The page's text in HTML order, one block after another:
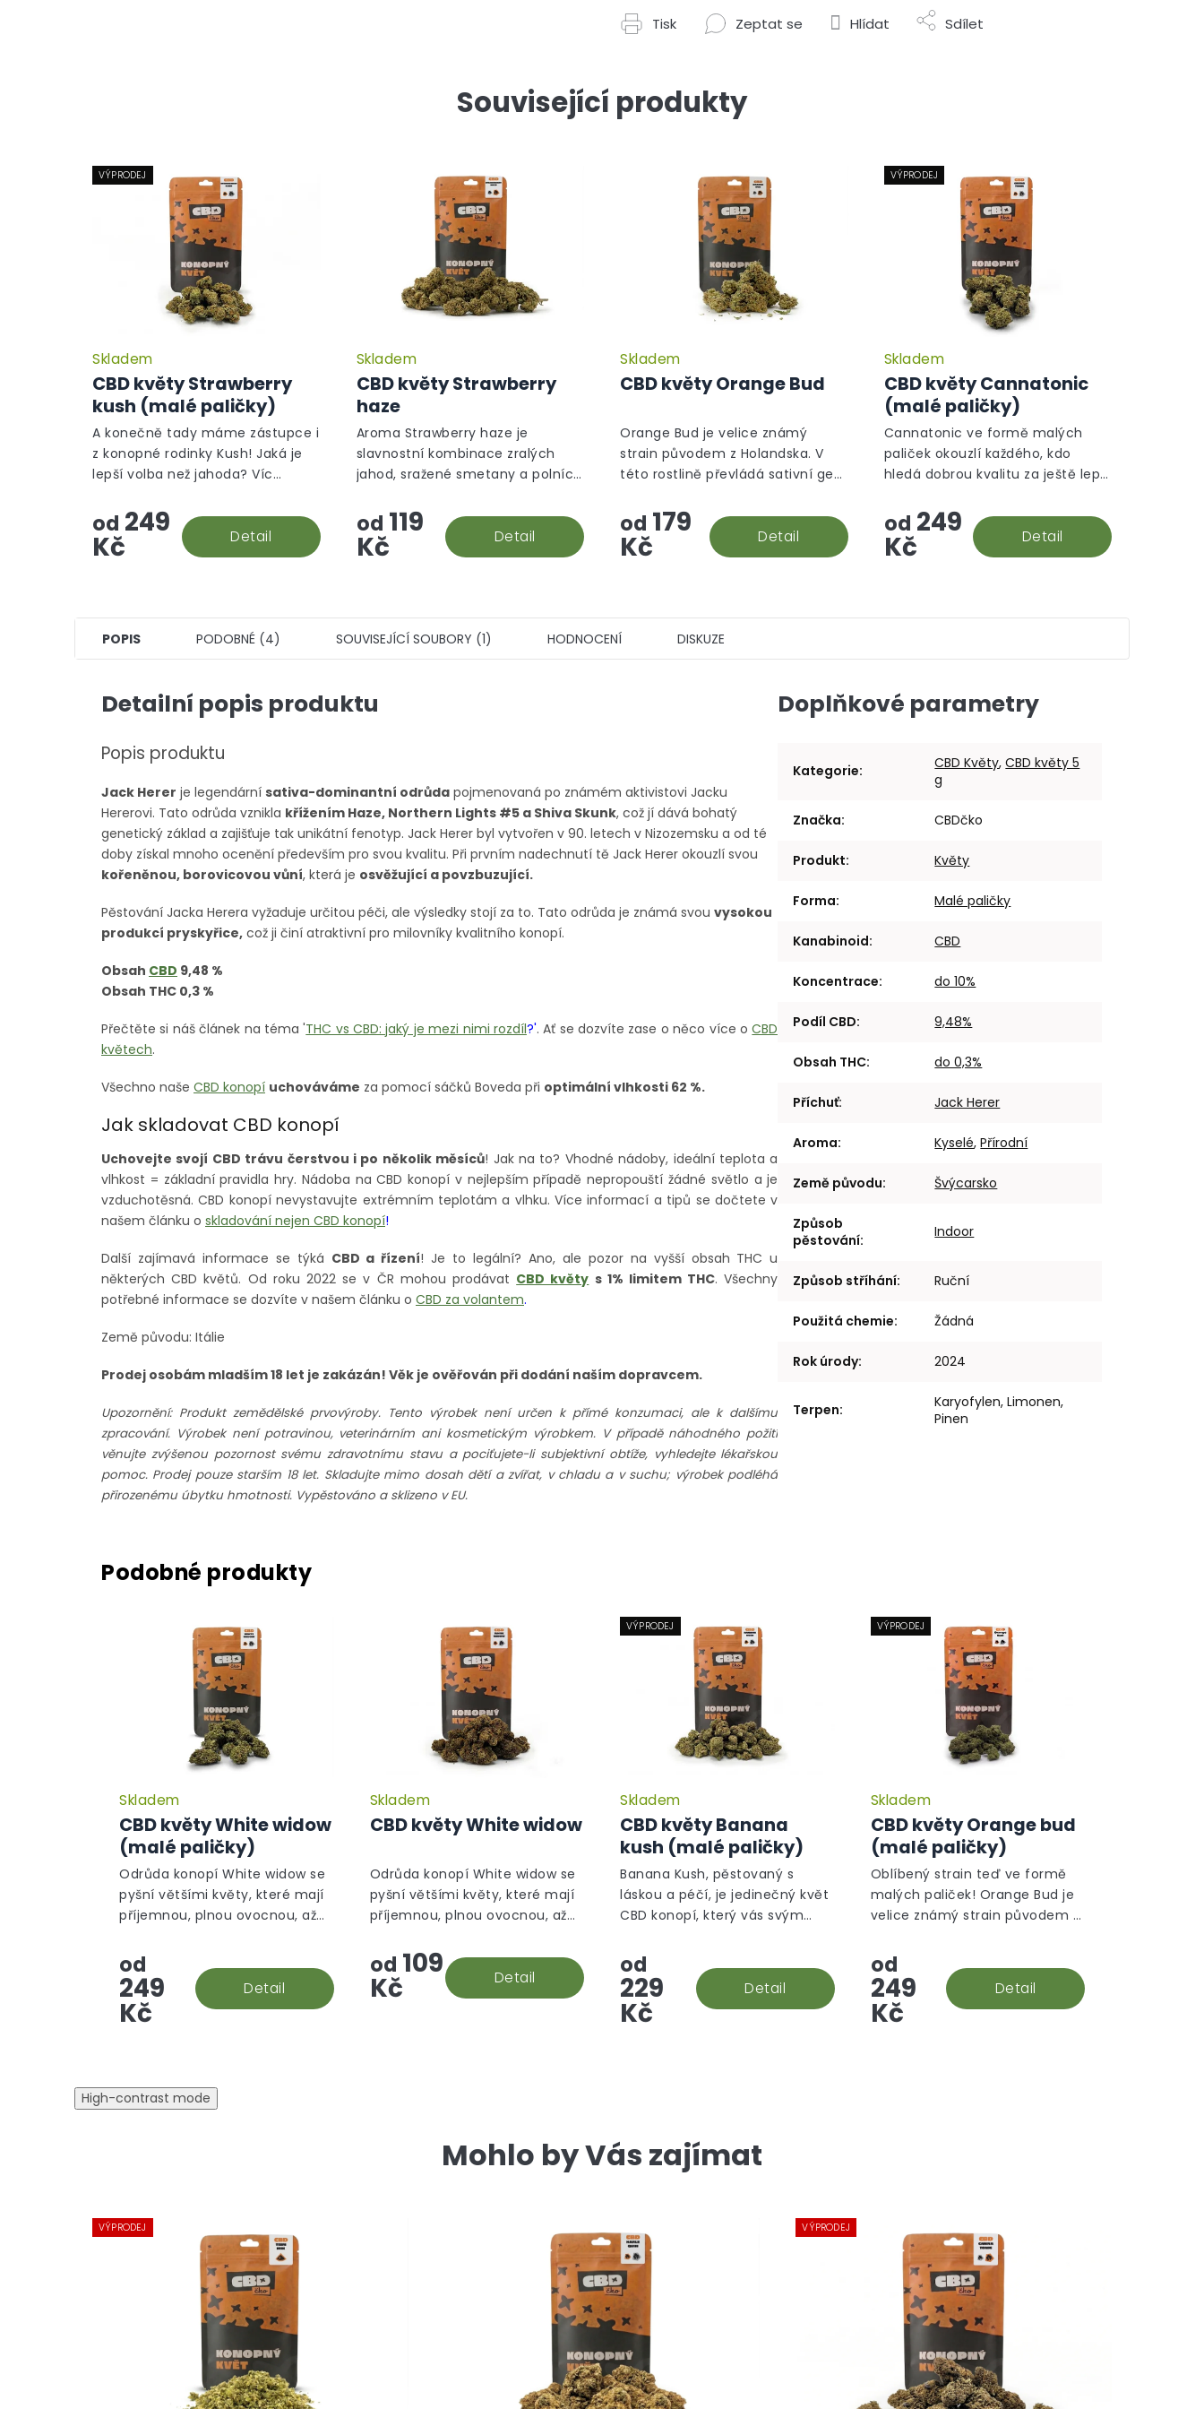
Tisk Zeptat se Hlídat Sdílet
Související produkty
VÝPRODEJ
CBD květy Strawberry
kush (malé paličky)
Skladem
od 249
Kč Detail
A konečně tady máme zástupce i
z konopné rodinky Kush! Jaká je
lepší volba než jahoda? Víc
nejlepší cenu! To je náš
Strawberry kush, greenhouse.
CBD květy Strawberry
haze
Skladem
od 119
Kč Detail
Aroma Strawberry haze je
slavnostní kombinace zralých
jahod, sražené smetany a polních
CBD květy Orange Bud
Průměrné
hodnocení
produktu
hvězdiček.
Skladem
od 179
Kč Detail
Orange Bud je velice známý
strain původem z Holandska. V
této rostlině převládá sativní gen
viditelný, díky velkému množství
oranžových pestíků.
VÝPRODEJ
CBD květy Cannatonic
(malé paličky)
Skladem
od 249
Kč Detail
Cannatonic ve formě malých
paliček okouzlí každého, kdo
hledá dobrou kvalitu za ještě lepší
POPIS PODOBNÉ (4) SOUVISEJÍCÍ SOUBORY (1) HODNOCENÍ DISKUZE
Detailní popis produktu
Popis produktu
Jack Herer je legendární sativa-dominantní odrůda pojmenovaná po známém aktivistovi Jacku
Hererovi. Tato odrůda vznikla křížením Haze, Northern Lights #5 a Shiva Skunk, což jí dává bohatý
genetický základ a zajišťuje tak unikátní fenotyp. Jack Herer byl vytvořen v 90. letech v Nizozemsku a od té
doby získal mnoho ocenění především pro svou kvalitu. Při prvním nadechnutí tě Jack Herer okouzlí svou
kořeněnou, borovicovou vůní, která je osvěžující a povzbuzující.
Pěstování Jacka Herera vyžaduje určitou péči, ale výsledky stojí za to. Tato odrůda je známá svou vysokou
produkcí pryskyřice, což ji činí atraktivní pro milovníky kvalitního konopí.
Obsah CBD 9,48 %
Obsah THC 0,3 %
Přečtěte si náš článek na téma 'THC vs CBD: jaký je mezi nimi rozdíl?'. Ať se dozvíte zase o něco více oCBD
květech.
Všechno naše CBD konopí uchováváme za pomocí sáčků Boveda při optimální vlhkosti 62 %.
Jak skladovat CBD konopí
Uchovejte svojí CBD trávu čerstvou i po několik měsíců! Jak na to? Vhodné nádoby, ideální teplota a
vlhkost = základní pravidla hry. Nádoba na CBD konopí v nejlepším případě nepropouští žádné světlo a je
vzduchotěsná. CBD konopí nevystavujte extrémním teplotám a vlhku. Více informací a tipů se dočtete v
našem článku o skladování nejen CBD konopí!
Další zajímavá informace se týká CBD a řízení! Je to legální? Ano, ale pozor na vyšší obsah THC u
některých CBD květů. Od roku 2022 se v ČR mohou prodávat CBD květy s 1% limitem THC. Všechny
potřebné informace se dozvíte v našem článku o CBD za volantem.
Země původu: Itálie
Prodej osobám mladším 18 let je zakázán! Věk je ověřován při dodání naším dopravcem.
Upozornění: Produkt zemědělské prvovýroby. Tento výrobek není určen k přímé konzumaci, ale k dalšímu
zpracování. Výrobek není potravinou, veterinárním ani kosmetickým výrobkem. V případě náhodného požití
věnujte zvýšenou pozornost svému zdravotnímu stavu a pociťujete-li subjektivní obtíže, vyhledejte lékařskou
pomoc. Prodej pouze starším 18 let. Skladujte mimo dosah dětí a zvířat, v chladu a v suchu; výrobek podléhá
přirozenému úbytku hmotnosti. Vypěstováno a sklizeno v EU.
Doplňkové parametry
Kategorie: CBD Květy,CBD květy 5
g
Značka: CBDčko
Produkt: Květy
Forma: Malé paličky
Kanabinoid: CBD
Koncentrace: do 10%
Podíl CBD: 9,48%
Obsah THC: do 0,3%
Příchuť: Jack Herer
Aroma: Kyselé,Přírodní
Země původu: Švýcarsko
Způsob
pěstování: Indoor
Způsob stříhání: Ruční
Použitá chemie: Žádná
Rok úrody: 2024
Terpen:
Karyofylen, Limonen,
Pinen
CBD květy White widow
(malé paličky)
Průměrné
hodnocení
produktu
hvězdiček.
Skladem
od
249
Kč
Detail
Odrůda konopí White widow se
pyšní většími květy, které mají
příjemnou, plnou ovocnou, až
výhodné verzi malé paličky!
CBD květy White widow
Průměrné
hodnocení
produktu
hvězdiček.
Skladem
od 109
Kč Detail
Odrůda konopí White widow se
pyšní většími květy, které mají
příjemnou, plnou ovocnou, až
VÝPRODEJ
CBD květy Banana
kush (malé paličky)
Skladem
od
229
Kč
Detail
Banana Kush, pěstovaný s
láskou a péčí, je jedinečný květ
CBD konopí, který vás svým
oázy.
VÝPRODEJ
CBD květy Orange bud
(malé paličky)
Skladem
od
249
Kč
Detail
Oblíbený strain teď ve formě
malých paliček! Orange Bud je
velice známý strain původem z
převládá sativní gen a ten je na
první pohled ihned vidět.
High-contrast mode
Mohlo by Vás zajímat
VÝPRODEJ VÝPRODEJ